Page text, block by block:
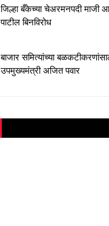
जिल्हा बँकेच्या चेअरमनपदी
पाटील बिनविरोध
बाजार समित्यांच्या
उपमुख्यमंत्री अजित पवार